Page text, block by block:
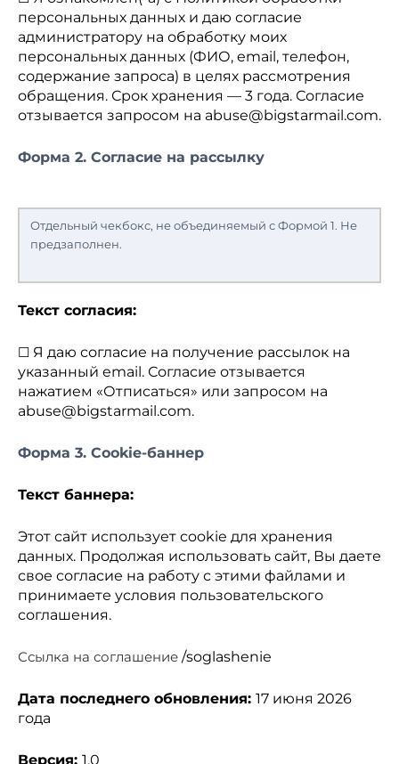
персональных данных и даю согласие
администратору на обработку моих
персональных данных (ФИО, email, телефон,
содержание запроса) в целях рассмотрения
обращения. Срок хранения — 3 года. Согласие
отзывается запросом на abuse@bigstarmail.com.
Форма 2. Согласие на рассылку
Отдельный чекбокс, не объединяемый с Формой 1. Не
предзаполнен.
Текст согласия:
☐ Я даю согласие на получение рассылок на
указанный email. Согласие отзывается
нажатием «Отписаться» или запросом на
abuse@bigstarmail.com.
Форма 3. Cookie-баннер
Текст баннера:
Этот сайт использует cookie для хранения
данных. Продолжая использовать сайт, Вы даете
свое согласие на работу с этими файлами и
принимаете условия пользовательского
соглашения.
Ссылка на соглашение /soglashenie
Дата последнего обновления: 17 июня 2026
года
Версия: 1.0